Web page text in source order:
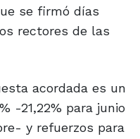
se firmó días
rectores de las
acordada es un
-21,22% para junio
y refuerzos para